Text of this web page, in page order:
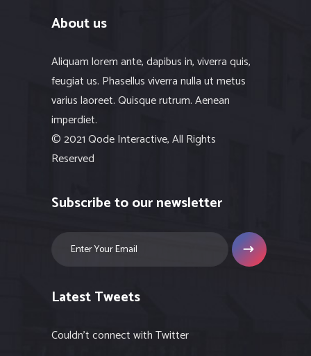
About us
Aliquam lorem ante, dapibus in, viverra quis,
feugiat us. Phasellus viverra nulla ut metus
varius laoreet. Quisque rutrum. Aenean
imperdiet.
© 2021 Qode Interactive, All Rights
Reserved
Subscribe to our newsletter
Latest Tweets
Couldn't connect with Twitter